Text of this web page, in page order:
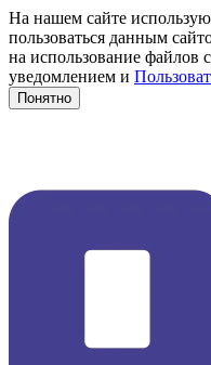
На нашем сайте
пользоваться данным
на использование файлов
уведомлением и
Понятно